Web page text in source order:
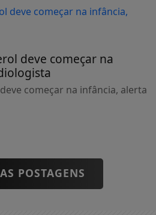
deve começar na
começar na infância, alerta
POSTAGENS